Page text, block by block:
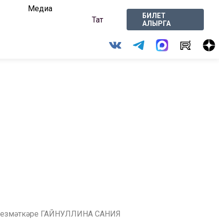
Медиа
Тат
БИЛЕТ
АЛЫРГА
хезмәткәре ГАЙНУЛЛИНА САНИЯ